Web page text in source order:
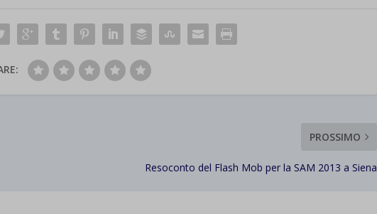
PROSSIMO
Resoconto del Flash Mob per la SAM 2013 a Siena